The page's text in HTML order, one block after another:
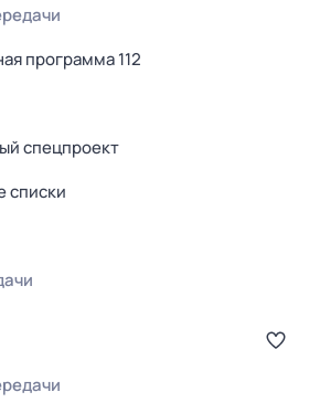
программа 112
спецпроект
списки